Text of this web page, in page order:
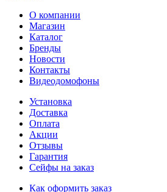
О компании
Магазин
Каталог
Бренды
Новости
Контакты
Видеодомофоны
Установка
Доставка
Оплата
Акции
Отзывы
Гарантия
Сейфы на заказ
Как оформить заказ